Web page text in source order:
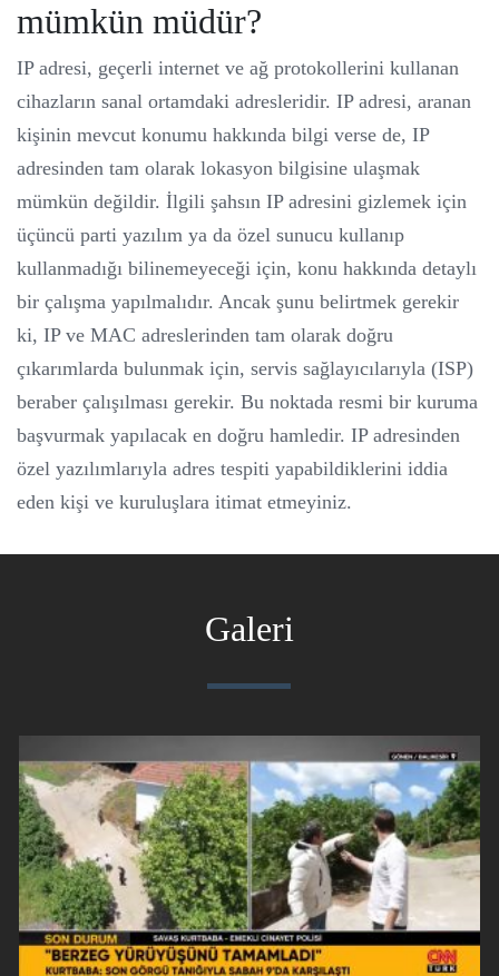
mümkün müdür?
IP adresi, geçerli internet ve ağ protokollerini kullanan
cihazların sanal ortamdaki adresleridir. IP adresi, aranan
kişinin mevcut konumu hakkında bilgi verse de, IP
adresinden tam olarak lokasyon bilgisine ulaşmak
mümkün değildir. İlgili şahsın IP adresini gizlemek için
üçüncü parti yazılım ya da özel sunucu kullanıp
kullanmadığı bilinemeyeceği için, konu hakkında detaylı
bir çalışma yapılmalıdır. Ancak şunu belirtmek gerekir
ki, IP ve MAC adreslerinden tam olarak doğru
çıkarımlarda bulunmak için, servis sağlayıcılarıyla (ISP)
beraber çalışılması gerekir. Bu noktada resmi bir kuruma
başvurmak yapılacak en doğru hamledir. IP adresinden
özel yazılımlarıyla adres tespiti yapabildiklerini iddia
eden kişi ve kuruluşlara itimat etmeyiniz.
Galeri